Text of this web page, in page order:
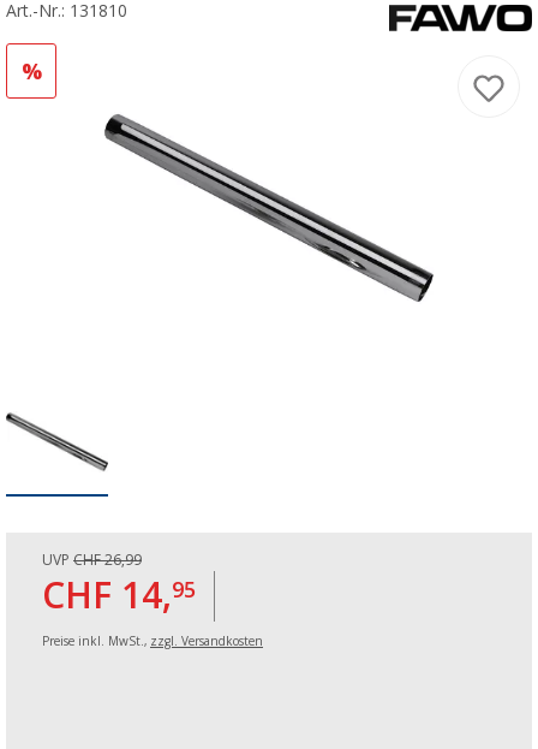
Art.-Nr.: 131810
%
UVP CHF 26,99
CHF 14,95
Preise inkl. MwSt., zzgl. Versandkosten